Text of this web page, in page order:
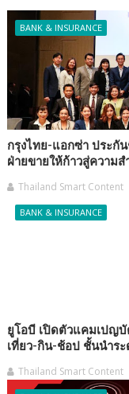
BANK & INSURANCE
กรุงไทย-แอกซ่า ประกั
ฝ่ายขายให้ก้าวสู่ความส
Thailand Smart Content
BANK & INSURANCE
ยูโอบี เปิดตัวแคมเปญ
เที่ยว-กิน-ช้อป ชั้นนำร
Thailand Smart Content